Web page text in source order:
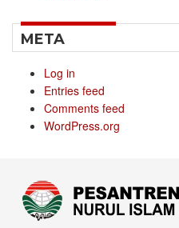
META
Log in
Entries feed
Comments feed
WordPress.org